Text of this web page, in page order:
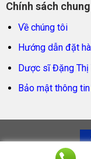
Chính sách chung
Về chúng tôi
Hướng dẫn đặt
Dược sĩ Đặng Thị
Bảo mật thông